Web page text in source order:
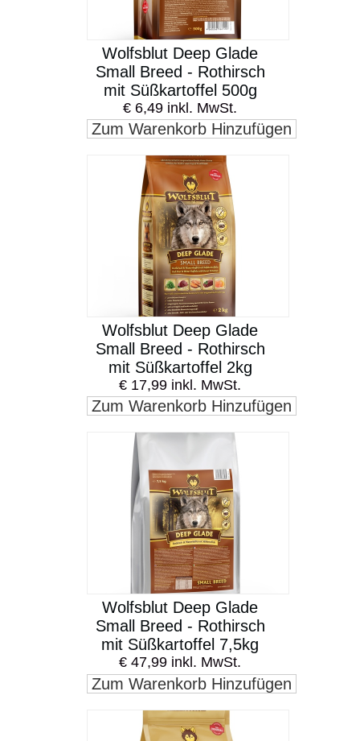
Wolfsblut Deep Glade
Small Breed - Rothirsch
mit Süßkartoffel 500g
€ 6,49 inkl. MwSt.
Zum Warenkorb Hinzufügen
Wolfsblut Deep Glade
Small Breed - Rothirsch
mit Süßkartoffel 2kg
€ 17,99 inkl. MwSt.
Zum Warenkorb Hinzufügen
Wolfsblut Deep Glade
Small Breed - Rothirsch
mit Süßkartoffel 7,5kg
€ 47,99 inkl. MwSt.
Zum Warenkorb Hinzufügen